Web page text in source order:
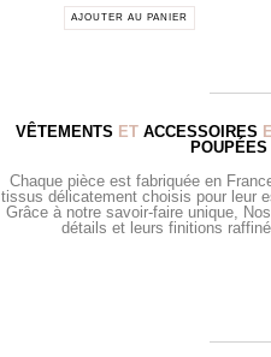
AJOUTER AU PANIER
VÊTEMENTS ET ACCESSOIRES
Chaque pièce est fabriquée en
tissus délicatement choisis pour leur
Grâce à notre savoir-faire unique,
détails et leurs finitions